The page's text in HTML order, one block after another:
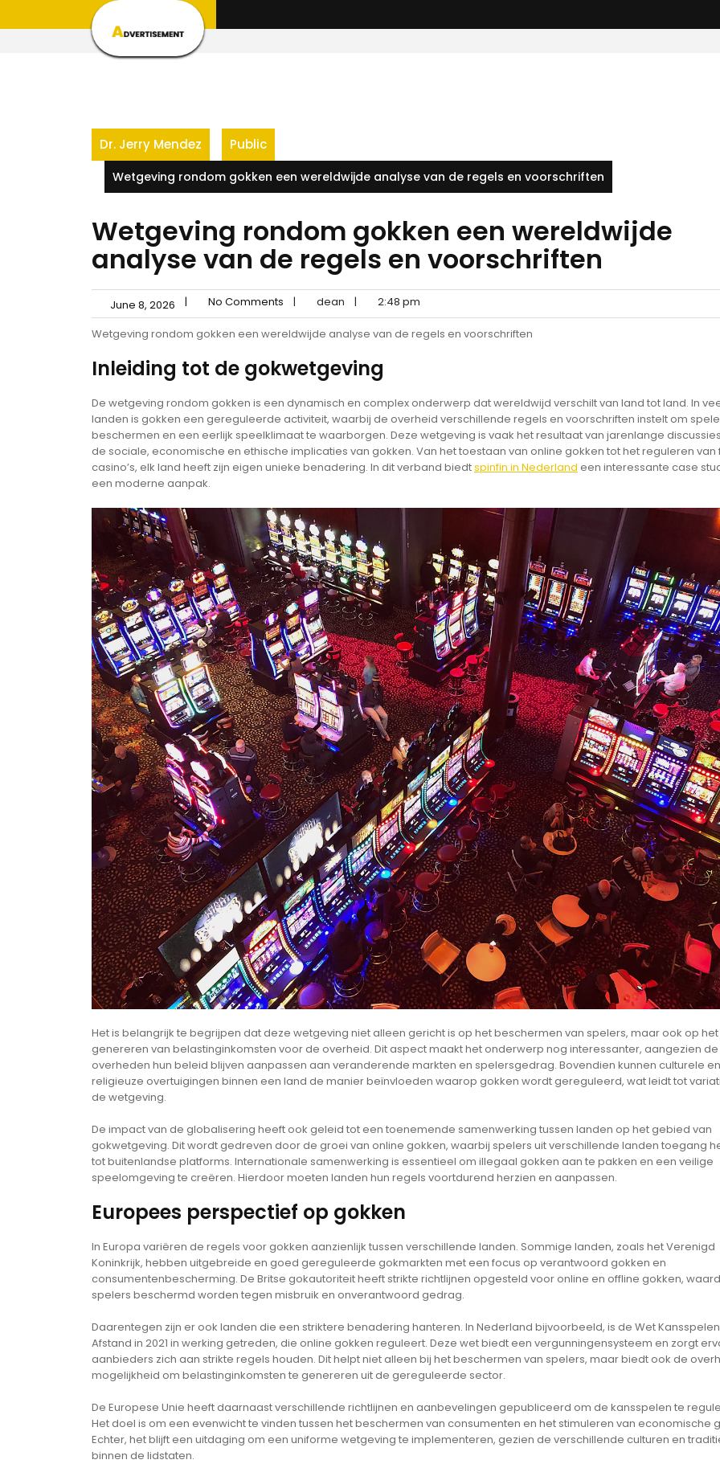
Dr. Jerry Mendez Public
Wetgeving rondom gokken een wereldwijde analyse van de regels en voorschriften
Wetgeving rondom gokken een wereldwijde
analyse van de regels en voorschriften
June 8, 2026 | No Comments | dean | 2:48 pm
Wetgeving rondom gokken een wereldwijde analyse van de regels en voorschriften
Inleiding tot de gokwetgeving
De wetgeving rondom gokken is een dynamisch en complex onderwerp dat wereldwijd verschilt van land tot land. In
landen is gokken een gereguleerde activiteit, waarbij de overheid verschillende regels en voorschriften instelt om
beschermen en een eerlijk speelklimaat te waarborgen. Deze wetgeving is vaak het resultaat van jarenlange
de sociale, economische en ethische implicaties van gokken. Van het toestaan van online gokken tot het reguleren van
casino’s, elk land heeft zijn eigen unieke benadering. In dit verband biedtspinfin in Nederland een interessante case
een moderne aanpak.
Het is belangrijk te begrijpen dat deze wetgeving niet alleen gericht is op het beschermen van spelers, maar ook op het
genereren van belastinginkomsten voor de overheid. Dit aspect maakt het onderwerp nog interessanter, aangezien de
overheden hun beleid blijven aanpassen aan veranderende markten en spelersgedrag. Bovendien kunnen culturele en
religieuze overtuigingen binnen een land de manier beïnvloeden waarop gokken wordt gereguleerd, wat leidt tot
de wetgeving.
De impact van de globalisering heeft ook geleid tot een toenemende samenwerking tussen landen op het gebied van
gokwetgeving. Dit wordt gedreven door de groei van online gokken, waarbij spelers uit verschillende landen toegang
tot buitenlandse platforms. Internationale samenwerking is essentieel om illegaal gokken aan te pakken en een veilige
speelomgeving te creëren. Hierdoor moeten landen hun regels voortdurend herzien en aanpassen.
Europees perspectief op gokken
In Europa variëren de regels voor gokken aanzienlijk tussen verschillende landen. Sommige landen, zoals het Verenigd
Koninkrijk, hebben uitgebreide en goed gereguleerde gokmarkten met een focus op verantwoord gokken en
consumentenbescherming. De Britse gokautoriteit heeft strikte richtlijnen opgesteld voor online en offline gokken,
spelers beschermd worden tegen misbruik en onverantwoord gedrag.
Daarentegen zijn er ook landen die een striktere benadering hanteren. In Nederland bijvoorbeeld, is de Wet
Afstand in 2021 in werking getreden, die online gokken reguleert. Deze wet biedt een vergunningensysteem en zorgt
aanbieders zich aan strikte regels houden. Dit helpt niet alleen bij het beschermen van spelers, maar biedt ook de
mogelijkheid om belastinginkomsten te genereren uit de gereguleerde sector.
De Europese Unie heeft daarnaast verschillende richtlijnen en aanbevelingen gepubliceerd om de kansspelen te
Het doel is om een evenwicht te vinden tussen het beschermen van consumenten en het stimuleren van economische
Echter, het blijft een uitdaging om een uniforme wetgeving te implementeren, gezien de verschillende culturen en
binnen de lidstaten.